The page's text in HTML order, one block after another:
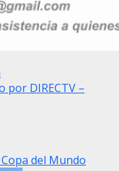
por DIRECTV –
del Mundo